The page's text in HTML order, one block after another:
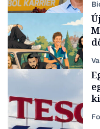
Társadalom
Content Lab HUB
Lista